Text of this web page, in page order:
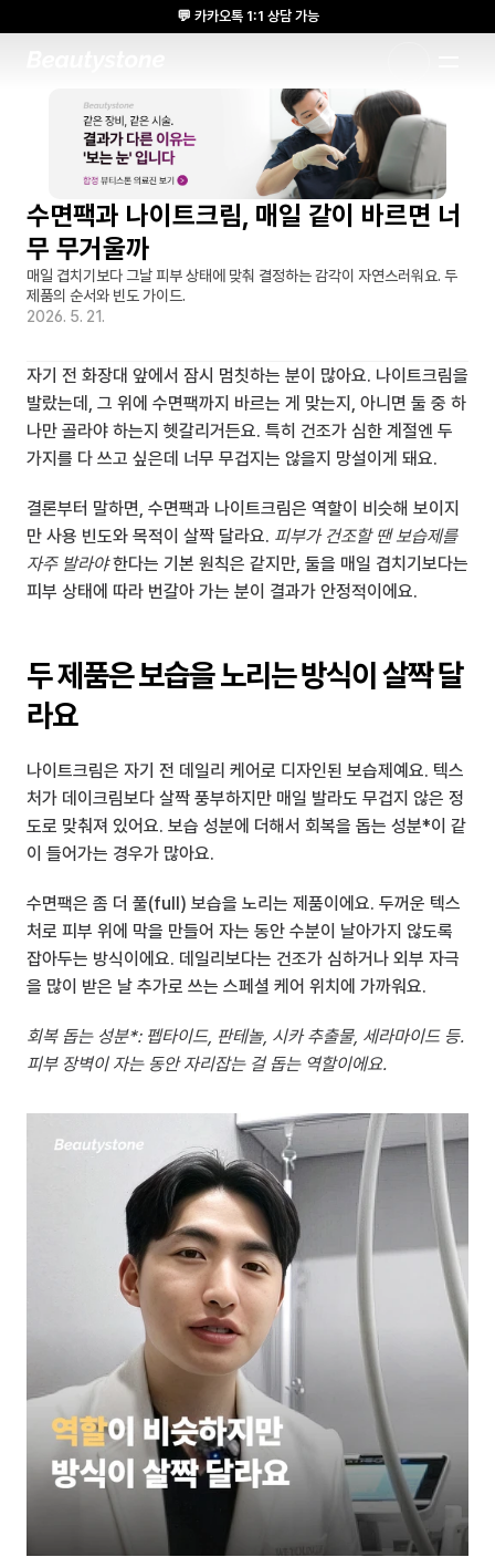
수면팩과 나이트크림, 매일 같이 바르면 너
무 무거울까
매일 겹치기보다 그날 피부 상태에 맞춰 결정하는 감각이 자연스러워요. 두
제품의 순서와 빈도 가이드.
2026. 5. 21.
자기 전 화장대 앞에서 잠시 멈칫하는 분이 많아요. 나이트크림을
발랐는데, 그 위에 수면팩까지 바르는 게 맞는지, 아니면 둘 중 하
나만 골라야 하는지 헷갈리거든요. 특히 건조가 심한 계절엔 두
가지를 다 쓰고 싶은데 너무 무겁지는 않을지 망설이게 돼요.
결론부터 말하면, 수면팩과 나이트크림은 역할이 비슷해 보이지
만 사용 빈도와 목적이 살짝 달라요. 피부가 건조할 땐 보습제를
자주 발라야 한다는 기본 원칙은 같지만, 둘을 매일 겹치기보다는
피부 상태에 따라 번갈아 가는 분이 결과가 안정적이에요.
두 제품은 보습을 노리는 방식이 살짝 달
라요
나이트크림은 자기 전 데일리 케어로 디자인된 보습제예요. 텍스
처가 데이크림보다 살짝 풍부하지만 매일 발라도 무겁지 않은 정
도로 맞춰져 있어요. 보습 성분에 더해서 회복을 돕는 성분*이 같
이 들어가는 경우가 많아요.
수면팩은 좀 더 풀(full) 보습을 노리는 제품이에요. 두꺼운 텍스
처로 피부 위에 막을 만들어 자는 동안 수분이 날아가지 않도록
잡아두는 방식이에요. 데일리보다는 건조가 심하거나 외부 자극
을 많이 받은 날 추가로 쓰는 스페셜 케어 위치에 가까워요.
회복 돕는 성분*: 펩타이드, 판테놀, 시카 추출물, 세라마이드 등.
피부 장벽이 자는 동안 자리잡는 걸 돕는 역할이에요.
💬 카카오톡 1:1 상담 가능
🌸 뷰티스톤의원 메디톡스 방콕 Cadaver workshop 참석 🌸